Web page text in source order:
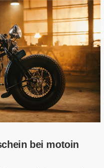
bei motoin